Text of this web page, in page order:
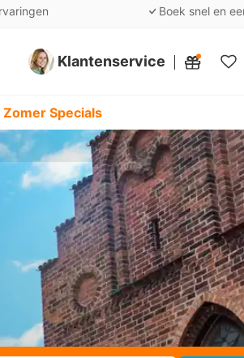
Boek snel en
Klantenservice
Mijn
Specials